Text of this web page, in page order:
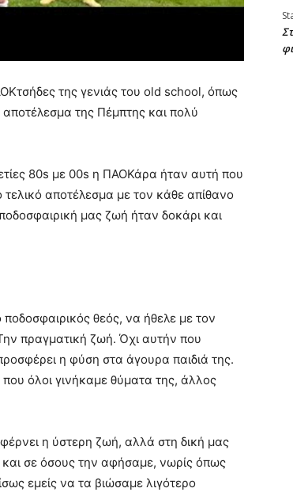
της γενιάς του old school, όπως
της Πέμπτης και πολύ
80s με 00s η ΠΑΟΚάρα ήταν αυτή που
αποτέλεσμα με τον κάθε απίθανο
μας ζωή ήταν δοκάρι και
θεός, να ήθελε με τον
πραγματική ζωή. Όχι αυτήν που
η φύση στα άγουρα παιδιά της.
όλοι γινήκαμε θύματα της, άλλος
η ύστερη ζωή, αλλά στη δική μας
σε όσους την αφήσαμε, νωρίς όπως
εμείς να τα βιώσαμε λιγότερο